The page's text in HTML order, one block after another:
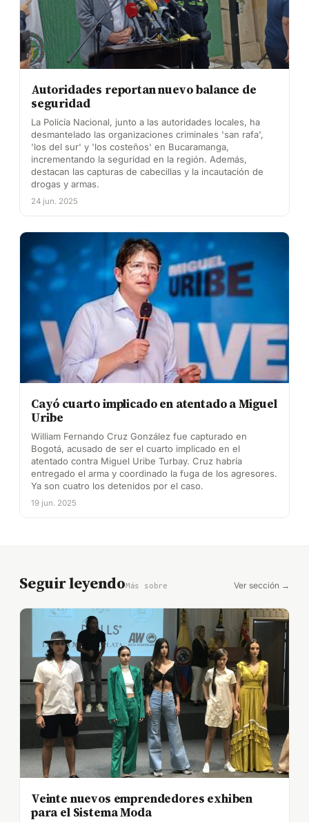
Autoridades reportan nuevo balance de
seguridad
La Policía Nacional, junto a las autoridades locales, ha
desmantelado las organizaciones criminales 'san rafa',
'los del sur' y 'los costeños' en Bucaramanga,
incrementando la seguridad en la región. Además,
destacan las capturas de cabecillas y la incautación de
drogas y armas.
24 jun. 2025
Cayó cuarto implicado en atentado a Miguel
Uribe
William Fernando Cruz González fue capturado en
Bogotá, acusado de ser el cuarto implicado en el
atentado contra Miguel Uribe Turbay. Cruz habría
entregado el arma y coordinado la fuga de los agresores.
Ya son cuatro los detenidos por el caso.
19 jun. 2025
Seguir leyendoMás sobre Ver sección →
Veinte nuevos emprendedores exhiben
para el Sistema Moda